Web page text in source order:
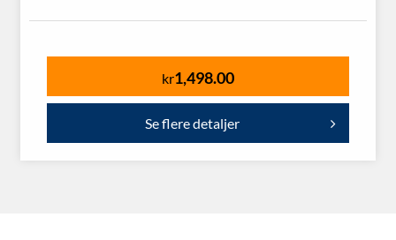
kr1,498.00
Se flere detaljer